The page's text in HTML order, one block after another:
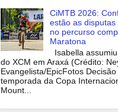
CiMTB 2026:
estão as
no percurso
Maratona
Isabella
do XCM em Araxá (Crédito:
Evangelista/EpicFotos
temporada da Copa
Mount...